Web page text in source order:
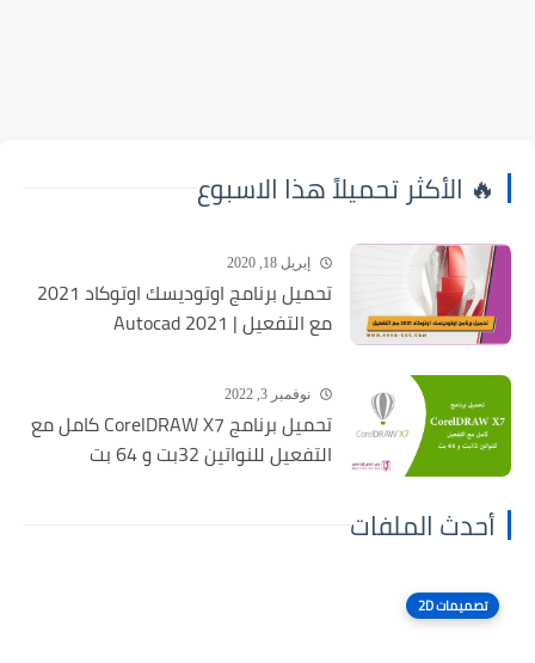
🔥 الأكثر تحميلاً هذا الاسبوع
إبريل 18, 2020
تحميل برنامج اوتوديسك اوتوكاد 2021
مع التفعيل | Autocad 2021
نوفمبر 3, 2022
تحميل برنامج CorelDRAW X7 كامل مع
التفعيل للنواتين 32بت و 64 بت
أحدث الملفات
تصميمات 2D